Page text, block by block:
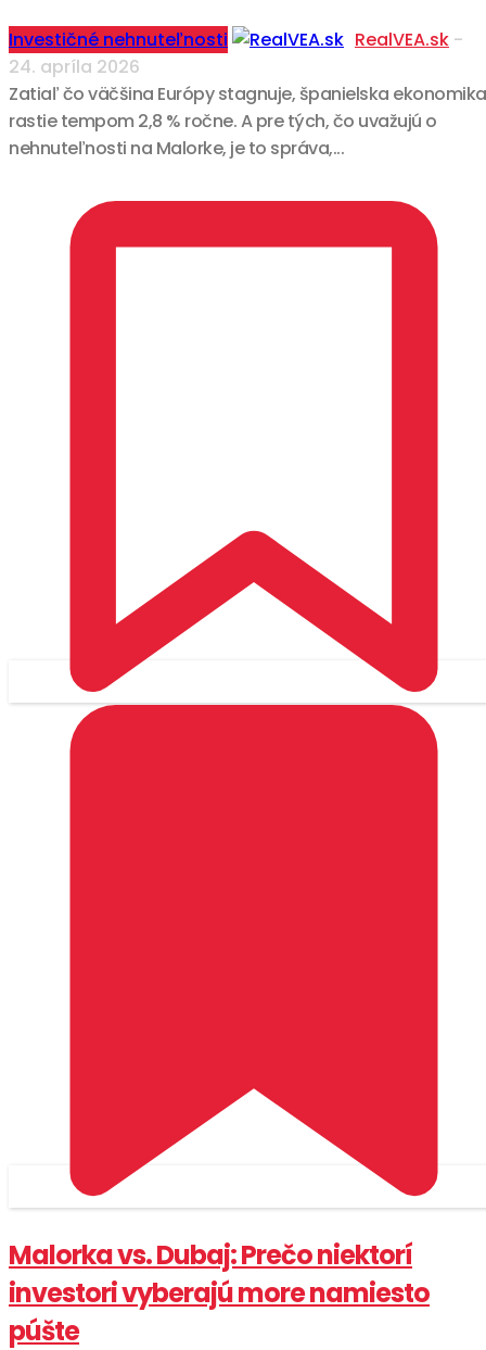
Investičné nehnuteľnosti RealVEA.sk -
24. apríla 2026
Zatiaľ čo väčšina Európy stagnuje, španielska ekonomika
rastie tempom 2,8 % ročne. A pre tých, čo uvažujú o
nehnuteľnosti na Malorke, je to správa,...
Malorka vs. Dubaj: Prečo niektorí
investori vyberajú more namiesto
púšte